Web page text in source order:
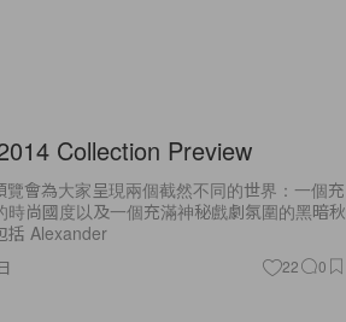
Collection Preview
會為大家呈現兩個截然不同的世界：一個充
尚國度以及一個充滿神秘戲劇氛圍的黑暗秋
括 Alexander
22 0